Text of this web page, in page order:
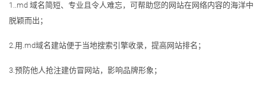
1..md 域名简短、专业且令人难忘，可帮助您的网站在网络内容的海洋中
脱颖而出；
2.用.md域名建站便于当地搜索引擎收录，提高网站排名；
3.预防他人抢注建仿冒网站，影响品牌形象；